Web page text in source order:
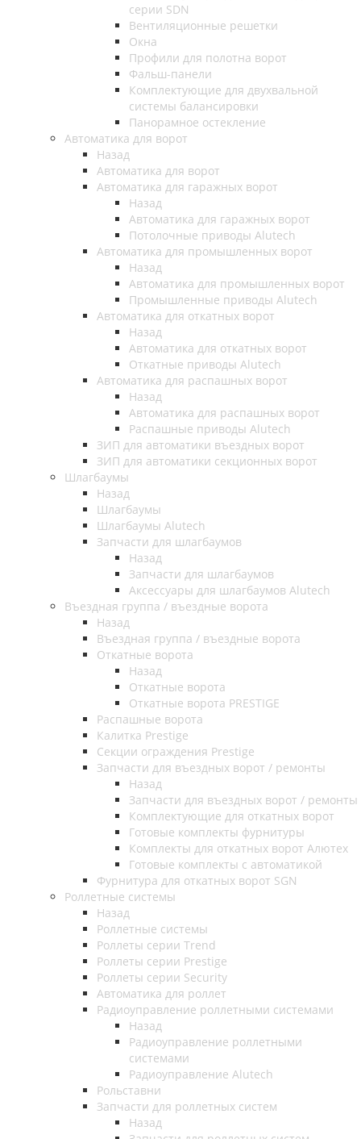
серии SDN
Вентиляционные решетки
Окна
Профили для полотна ворот
Фальш-панели
Комплектующие для двухвальной
системы балансировки
Панорамное остекление
Автоматика для ворот
Назад
Автоматика для ворот
Автоматика для гаражных ворот
Назад
Автоматика для гаражных ворот
Потолочные приводы Alutech
Автоматика для промышленных ворот
Назад
Автоматика для промышленных ворот
Промышленные приводы Alutech
Автоматика для откатных ворот
Назад
Автоматика для откатных ворот
Откатные приводы Alutech
Автоматика для распашных ворот
Назад
Автоматика для распашных ворот
Распашные приводы Alutech
ЗИП для автоматики въездных ворот
ЗИП для автоматики секционных ворот
Шлагбаумы
Назад
Шлагбаумы
Шлагбаумы Alutech
Запчасти для шлагбаумов
Назад
Запчасти для шлагбаумов
Аксессуары для шлагбаумов Alutech
Въездная группа / въездные ворота
Назад
Въездная группа / въездные ворота
Откатные ворота
Назад
Откатные ворота
Откатные ворота PRESTIGE
Распашные ворота
Калитка Prestige
Секции ограждения Prestige
Запчасти для въездных ворот / ремонты
Назад
Запчасти для въездных ворот / ремонты
Комплектующие для откатных ворот
Готовые комплекты фурнитуры
Комплекты для откатных ворот Алютех
Готовые комплекты с автоматикой
Фурнитура для откатных ворот SGN
Роллетные системы
Назад
Роллетные системы
Роллеты серии Trend
Роллеты серии Prestige
Роллеты серии Security
Автоматика для роллет
Радиоуправление роллетными системами
Назад
Радиоуправление роллетными
системами
Радиоуправление Alutech
Рольставни
Запчасти для роллетных систем
Назад